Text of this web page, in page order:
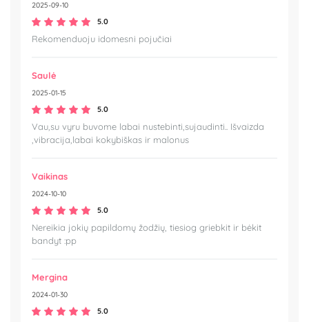
2025-09-10
5.0
Rekomenduoju idomesni pojučiai
Saulė
2025-01-15
5.0
Vau,su vyru buvome labai nustebinti,sujaudinti.. Išvaizda
,vibracija,labai kokybiškas ir malonus
Vaikinas
2024-10-10
5.0
Nereikia jokių papildomų žodžių, tiesiog griebkit ir bėkit
bandyt :pp
Mergina
2024-01-30
5.0